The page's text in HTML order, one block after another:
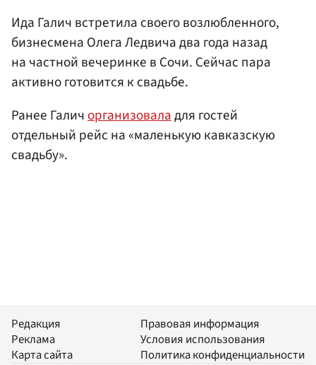
Ида Галич встретила своего возлюбленного,
бизнесмена Олега Ледвича два года назад
на частной вечеринке в Сочи. Сейчас пара
активно готовится к свадьбе.
Ранее Галичорганизоваладля гостей
отдельный рейс на «маленькую кавказскую
свадьбу».
Редакция
Реклама
Карта сайта
Правовая информация
Условия использования
Политика конфиденциальности